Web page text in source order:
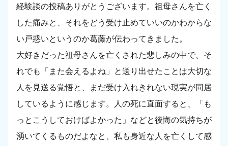
経験談の投稿ありがとうございます。祖母さんを亡く
した痛みと、それをどう受け止めていいのかわからな
い戸惑いというのか葛藤が伝わってきました。
大好きだった祖母さんを亡くされた悲しみの中で、そ
れでも「また会えるよね」と送り出せたことは大切な
人を見送る覚悟と、まだ受け入れきれない現実が同居
しているように感じます。人の死に直面すると、「も
っとこうしておけばよかった」などと後悔の気持ちが
湧いてくるものだよなと、私も身近な人を亡くして感